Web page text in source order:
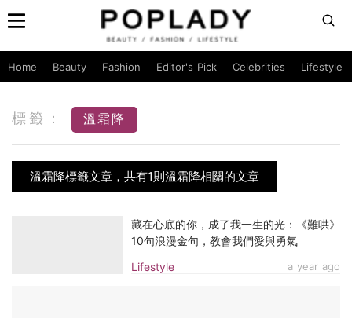
Home Beauty Fashion Editor's Pick Celebrities Lifestyle
標籤： 溫霜降
溫霜降標籤文章，共有1則溫霜降相關的文章
Lifestyle a year ago
藏在心底的你，成了我一生的光：《難哄》
10句浪漫金句，教會我們愛與勇氣